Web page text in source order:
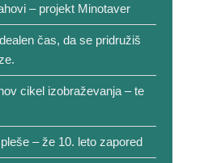
– projekt Minotaver
čas, da se pridružiš
cikel izobraževanja – te
– že 10. leto zapored